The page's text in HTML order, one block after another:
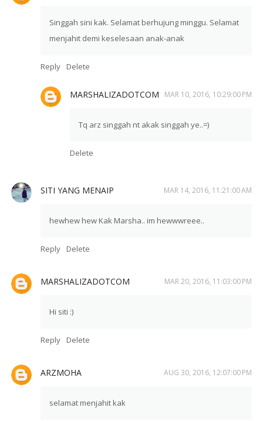
Singgah sini kak. Selamat berhujung minggu. Selamat
menjahit demi keselesaan anak-anak
Reply Delete
MARSHALIZADOTCOM MAR 10, 2016, 10:29:00 PM
Tq arz singgah nt akak singgah ye..=)
Delete
SITI YANG MENAIP MAR 14, 2016, 11:21:00 AM
hewhew hew Kak Marsha.. im hewwwreee..
Reply Delete
MARSHALIZADOTCOM MAR 20, 2016, 11:03:00 PM
Hi siti :)
Reply Delete
ARZMOHA AUG 30, 2016, 12:07:00 PM
selamat menjahit kak